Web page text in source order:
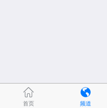
首页 频道